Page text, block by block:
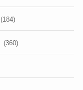
(184)
(360)